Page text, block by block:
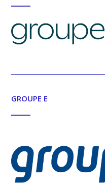
GROUPE E